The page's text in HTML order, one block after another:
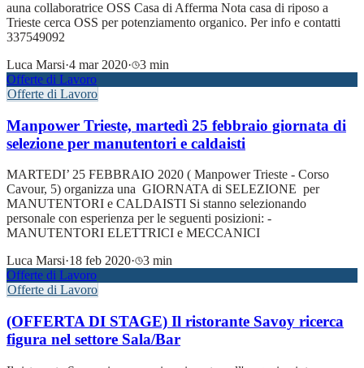
auna collaboratrice OSS Casa di Afferma Nota casa di riposo a
Trieste cerca OSS per potenziamento organico. Per info e contatti
337549092
Luca Marsi·4 mar 2020·
3 min
Offerte di Lavoro
Offerte di Lavoro
Manpower Trieste, martedì 25 febbraio giornata di
selezione per manutentori e caldaisti
MARTEDI’ 25 FEBBRAIO 2020 ( Manpower Trieste - Corso
Cavour, 5) organizza una GIORNATA di SELEZIONE per
MANUTENTORI e CALDAISTI Si stanno selezionando
personale con esperienza per le seguenti posizioni: -
MANUTENTORI ELETTRICI e MECCANICI
Luca Marsi·18 feb 2020·
3 min
Offerte di Lavoro
Offerte di Lavoro
(OFFERTA DI STAGE) Il ristorante Savoy ricerca
figura nel settore Sala/Bar